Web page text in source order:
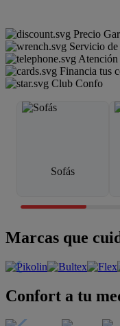
Precio
Servicio
Atención
Financia tus
Club Confo
Sofás
Marcas que
Confort a tu